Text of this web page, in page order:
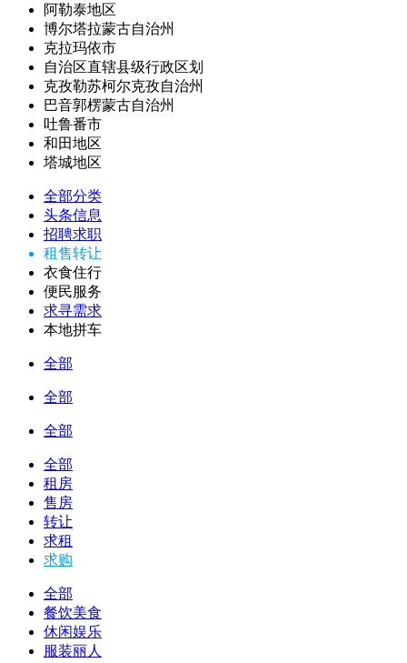
阿勒泰地区
博尔塔拉蒙古自治州
克拉玛依市
自治区直辖县级行政区划
克孜勒苏柯尔克孜自治州
巴音郭楞蒙古自治州
吐鲁番市
和田地区
塔城地区
全部分类
头条信息
招聘求职
租售转让
衣食住行
便民服务
求寻需求
本地拼车
全部
全部
全部
全部
租房
售房
转让
求租
求购
全部
餐饮美食
休闲娱乐
服装丽人